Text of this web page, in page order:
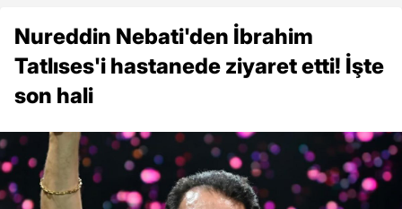
Nureddin Nebati'den İbrahim
Tatlıses'i hastanede ziyaret etti! İşte
son hali